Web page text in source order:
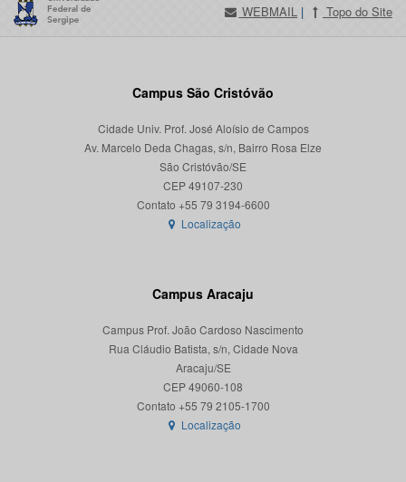
WEBMAIL | Topo do Site
Campus São Cristóvão
Cidade Univ. Prof. José Aloísio de Campos
Av. Marcelo Deda Chagas, s/n, Bairro Rosa Elze
São Cristóvão/SE
CEP 49107-230
Localização
Campus Aracaju
Campus Prof. João Cardoso Nascimento
Rua Cláudio Batista, s/n, Cidade Nova
Aracaju/SE
CEP 49060-108
Localização